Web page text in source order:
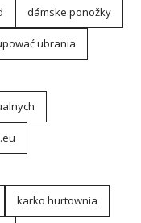
dámske ponožky
ubrania
karko hurtownia